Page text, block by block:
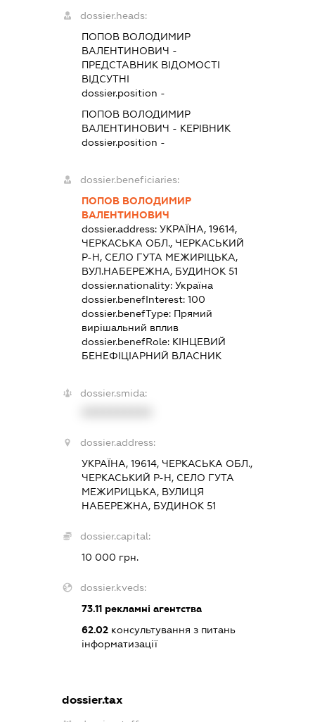
dossier.heads:
ПОПОВ ВОЛОДИМИР
ВАЛЕНТИНОВИЧ -
ПРЕДСТАВНИК ВІДОМОСТІ
ВІДСУТНІ
dossier.position -
ПОПОВ ВОЛОДИМИР
ВАЛЕНТИНОВИЧ - КЕРІВНИК
dossier.position -
dossier.beneficiaries:
ПОПОВ ВОЛОДИМИР
ВАЛЕНТИНОВИЧ
dossier.address:УКРАЇНА, 19614,
ЧЕРКАСЬКА ОБЛ., ЧЕРКАСЬКИЙ
Р-Н, СЕЛО ГУТА МЕЖИРІЦЬКА,
ВУЛ.НАБЕРЕЖНА, БУДИНОК 51
dossier.nationality:Україна
dossier.benefInterest:100
dossier.benefType: Прямий
вирішальний вплив
dossier.benefRole: КІНЦЕВИЙ
БЕНЕФІЦІАРНИЙ ВЛАСНИК
dossier.smida:
dossier.address:
УКРАЇНА, 19614, ЧЕРКАСЬКА ОБЛ.,
ЧЕРКАСЬКИЙ Р-Н, СЕЛО ГУТА
МЕЖИРИЦЬКА, ВУЛИЦЯ
НАБЕРЕЖНА, БУДИНОК 51
dossier.capital:
10 000 грн.
dossier.kveds:
73.11 рекламні агентства
62.02 консультування з питань
інформатизації
dossier.tax